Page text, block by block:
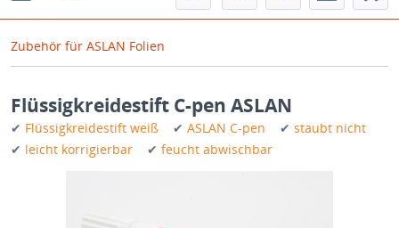
Zubehör für ASLAN Folien
Flüssigkreidestift C-pen ASLAN
✔ Flüssigkreidestift weiß ✔ ASLAN C-pen ✔ staubt nicht
✔ leicht korrigierbar ✔ feucht abwischbar